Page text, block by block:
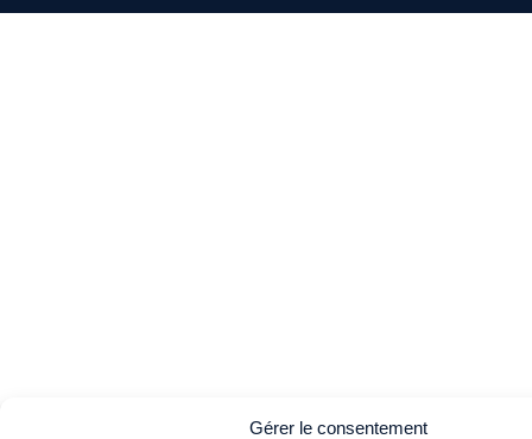
Gérer le consentement